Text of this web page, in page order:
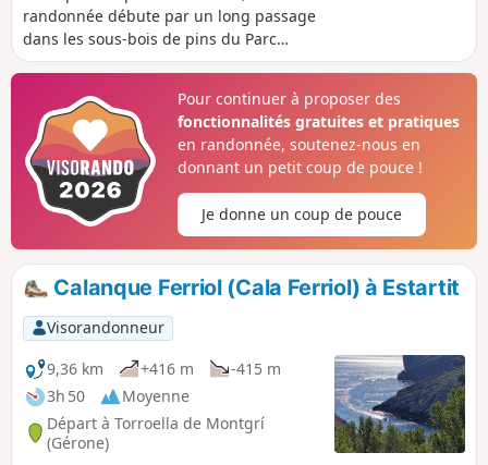
randonnée débute par un long passage
dans les sous-bois de pins du Parc
Naturel de Montgri : des vues limitées
et des senteurs inoubliables. La partie
suivante conduit à deux petites
calanques confidentielles, la Cala Ferriol
puis la Cala Pedrosa, où la baignade à la
belle saison sera un plus très agréable.
Pour clôturer le circuit, le passage au
mirador du Cap de la Barra offrira un
panorama exceptionnel sur le cap, la
côté, les Îles Medes et l'Estartit. Une
belle compensation des efforts qu'il
aura fallu fournir pour effectuer cette
boucle exigeante.
Pour continuer à proposer des
fonctionnalités gratuites et pratiques
en randonnée, soutenez-nous en
donnant un petit coup de pouce !
Je donne un coup de pouce
Calanque Ferriol (Cala Ferriol) à Estartit
Visorandonneur
9,36 km
+416 m
-415 m
3h 50
Moyenne
Départ à Torroella de Montgrí
(Gérone)